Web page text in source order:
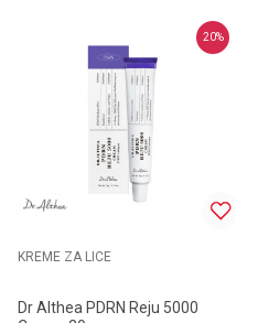
20%
KREME ZA LICE
Dr Althea PDRN Reju 5000